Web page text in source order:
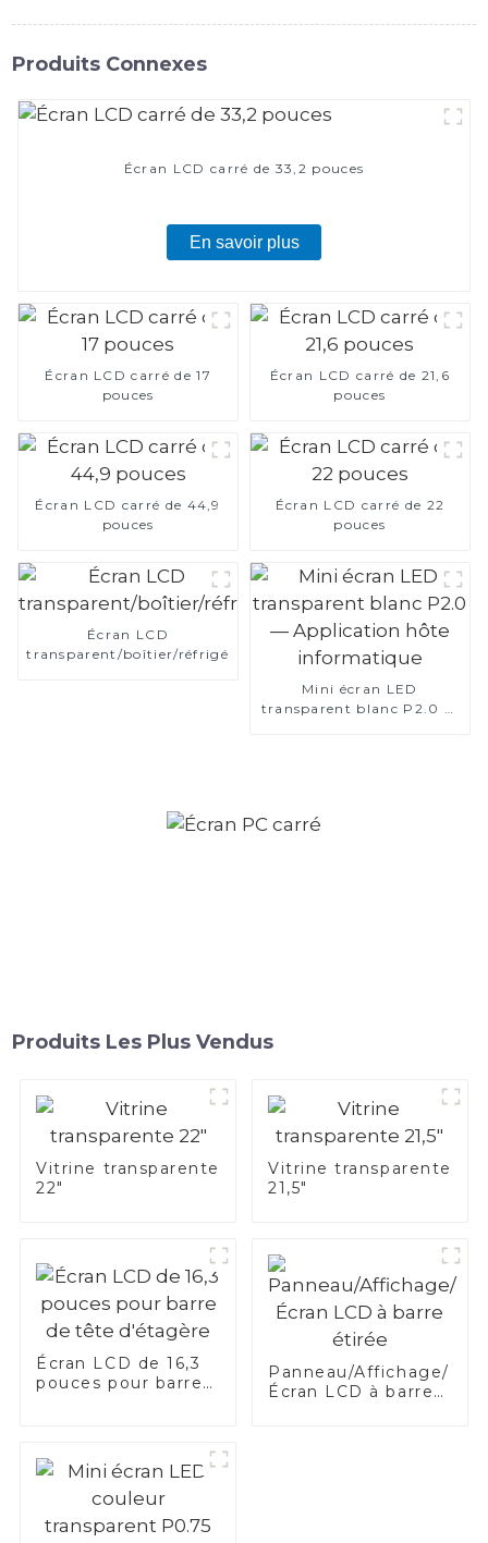
Produits Connexes
Écran LCD carré de 33,2 pouces
En savoir plus
Écran LCD carré de 17
pouces
Écran LCD carré de 21,6
pouces
Écran LCD carré de 44,9
pouces
Écran LCD carré de 22
pouces
Écran LCD
transparent/boîtier/réfrigérateur
Mini écran LED
transparent blanc P2.0 —
Produits Les Plus Vendus
Vitrine transparente
22"
Vitrine transparente
21,5"
Écran LCD de 16,3
pouces pour barre
Panneau/Affichage/
Écran LCD à barre